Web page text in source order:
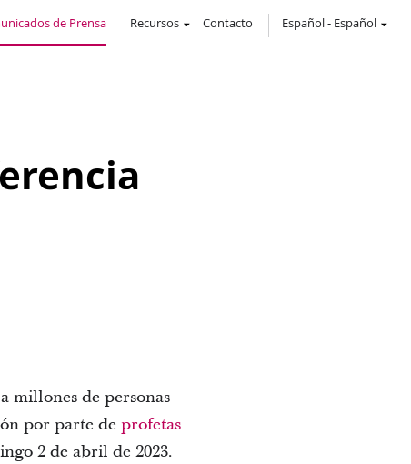
de Prensa Recursos Contacto Español- Español
millones de personas
por parte de profetas
2 de abril de 2023.